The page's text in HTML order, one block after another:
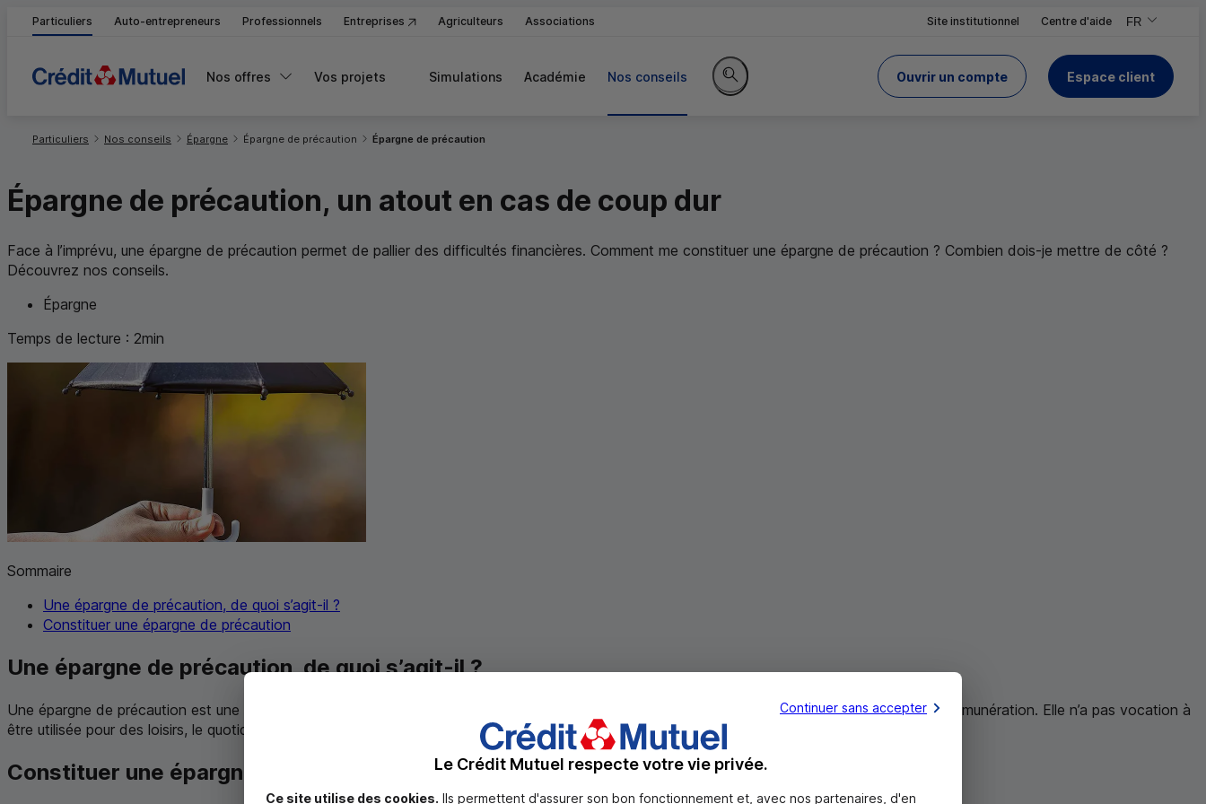
Particuliers Auto-entrepreneurs Professionnels Entreprises Agriculteurs Associations Site institutionnel Centre d'aide FR
,Version
,Changer de
Nos offres Vos projets Simulations Académie Nos conseils
Rechercher sur le site
Ouvrir un compte
du Crédit Mutuel Espace client
Particuliers Nos conseils Épargne Épargne de précaution Épargne de précaution
Épargne de précaution, un atout en cas de coup dur
Face à l’imprévu, une épargne de précaution permet de pallier des difficultés financières. Comment me constituer une épargne de précaution ? Combien dois-je mettre de côté ?
Découvrez nos conseils.
Épargne
Temps de lecture : 2min
Sommaire
Une épargne de précaution, de quoi s’agit-il ?
Constituer une épargne de précaution
Une épargne de précaution, de quoi s’agit-il ?
Une épargne de précaution est une épargne cumulée qui constitue un
en cas de dépenses imprévues, de perte d’emploi et de rémunération. Elle n’a pas vocation à
être utilisée pour des loisirs, le quotidien ou encore des voyages.
Constituer une épargne de précaution
Continuer sans accepter
Le Crédit Mutuel respecte votre vie privée.
Ce site utilise des cookies. Ils permettent d'assurer son bon fonctionnement et, avec nos partenaires, d'en